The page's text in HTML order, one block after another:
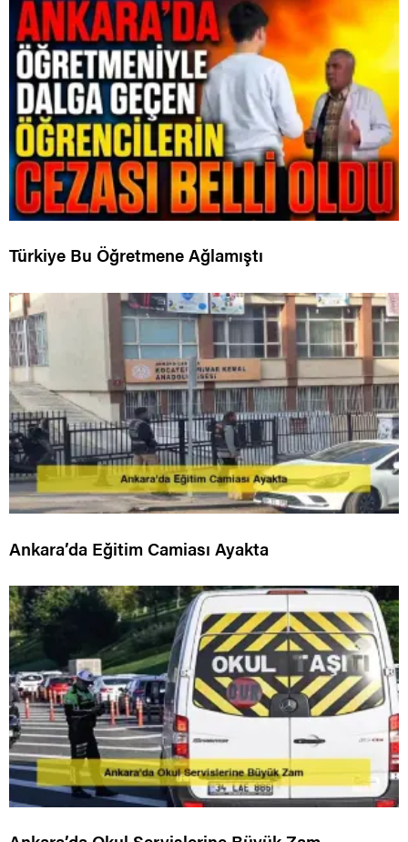
Türkiye Bu Öğretmene Ağlamıştı
Ankara’da Eğitim Camiası Ayakta